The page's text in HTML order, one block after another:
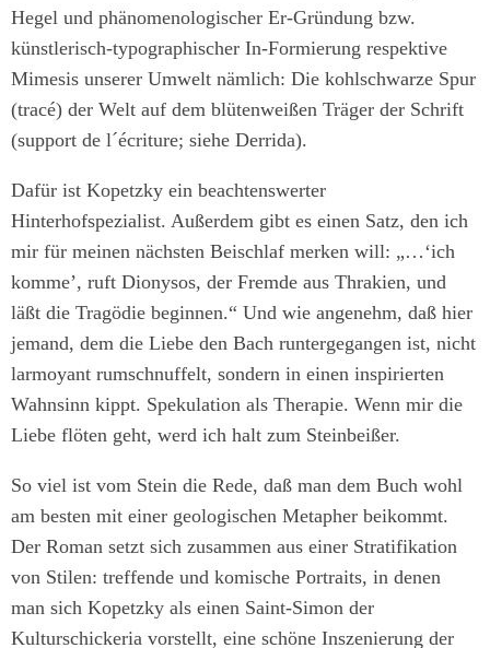
Hegel und phänomenologischer Er-Gründung bzw.
künstlerisch-typographischer In-Formierung respektive
Mimesis unserer Umwelt nämlich: Die kohlschwarze Spur
(tracé) der Welt auf dem blütenweißen Träger der Schrift
(support de l´écriture; siehe Derrida).
Dafür ist Kopetzky ein beachtenswerter
Hinterhofspezialist. Außerdem gibt es einen Satz, den ich
mir für meinen nächsten Beischlaf merken will: „…‘ich
komme’, ruft Dionysos, der Fremde aus Thrakien, und
läßt die Tragödie beginnen.“ Und wie angenehm, daß hier
jemand, dem die Liebe den Bach runtergegangen ist, nicht
larmoyant rumschnuffelt, sondern in einen inspirierten
Wahnsinn kippt. Spekulation als Therapie. Wenn mir die
Liebe flöten geht, werd ich halt zum Steinbeißer.
So viel ist vom Stein die Rede, daß man dem Buch wohl
am besten mit einer geologischen Metapher beikommt.
Der Roman setzt sich zusammen aus einer Stratifikation
von Stilen: treffende und komische Portraits, in denen
man sich Kopetzky als einen Saint-Simon der
Kulturschickeria vorstellt, eine schöne Inszenierung der